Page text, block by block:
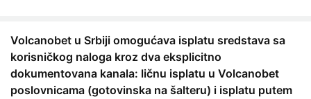
Volcanobet u Srbiji omogućava isplatu sredstava sa
korisničkog naloga kroz dva eksplicitno
dokumentovana kanala: ličnu isplatu u Volcanobet
poslovnicama (gotovinska na šalteru) i isplatu putem